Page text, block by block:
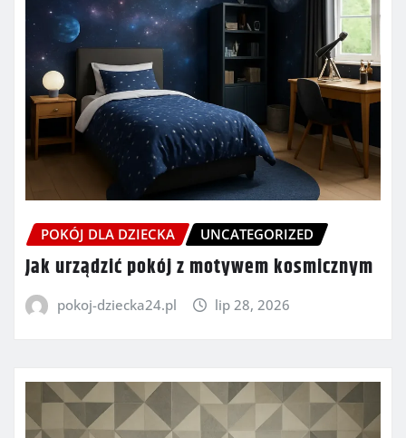
POKÓJ DLA DZIECKA UNCATEGORIZED
Jak urządzić pokój z motywem kosmicznym
pokoj-dziecka24.pl lip 28, 2026